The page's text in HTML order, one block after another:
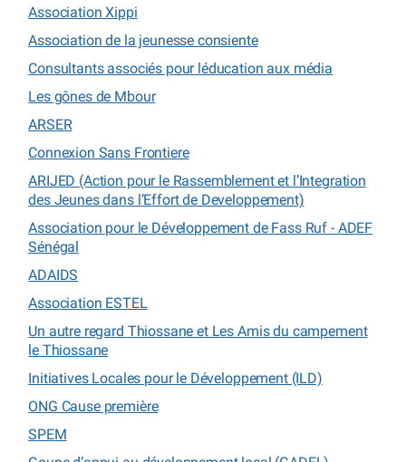
Association Xippi
Association de la jeunesse consiente
Consultants associés pour léducation aux média
Les gônes de Mbour
ARSER
Connexion Sans Frontiere
ARIJED (Action pour le Rassemblement et l’Integration
des Jeunes dans l’Effort de Developpement)
Association pour le Développement de Fass Ruf - ADEF
Sénégal
ADAIDS
Association ESTEL
Un autre regard Thiossane et Les Amis du campement
le Thiossane
Initiatives Locales pour le Développement (ILD)
ONG Cause première
SPEM